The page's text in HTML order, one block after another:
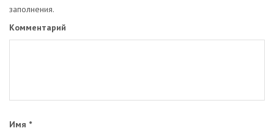
заполнения.
Комментарий
Имя *